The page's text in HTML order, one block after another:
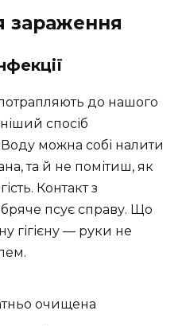
зараження
потрапляють до нашого
спосіб
можна собі налити
та й не помітиш, як
Контакт з
псує справу. Що
гігієну — руки не
очищена